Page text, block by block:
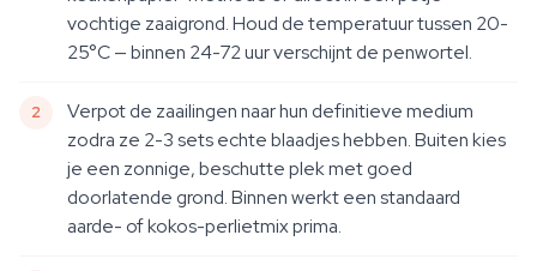
vochtige zaaigrond. Houd de temperatuur tussen 20-
25°C — binnen 24-72 uur verschijnt de penwortel.
Verpot de zaailingen naar hun definitieve medium
zodra ze 2-3 sets echte blaadjes hebben. Buiten kies
je een zonnige, beschutte plek met goed
doorlatende grond. Binnen werkt een standaard
aarde- of kokos-perlietmix prima.